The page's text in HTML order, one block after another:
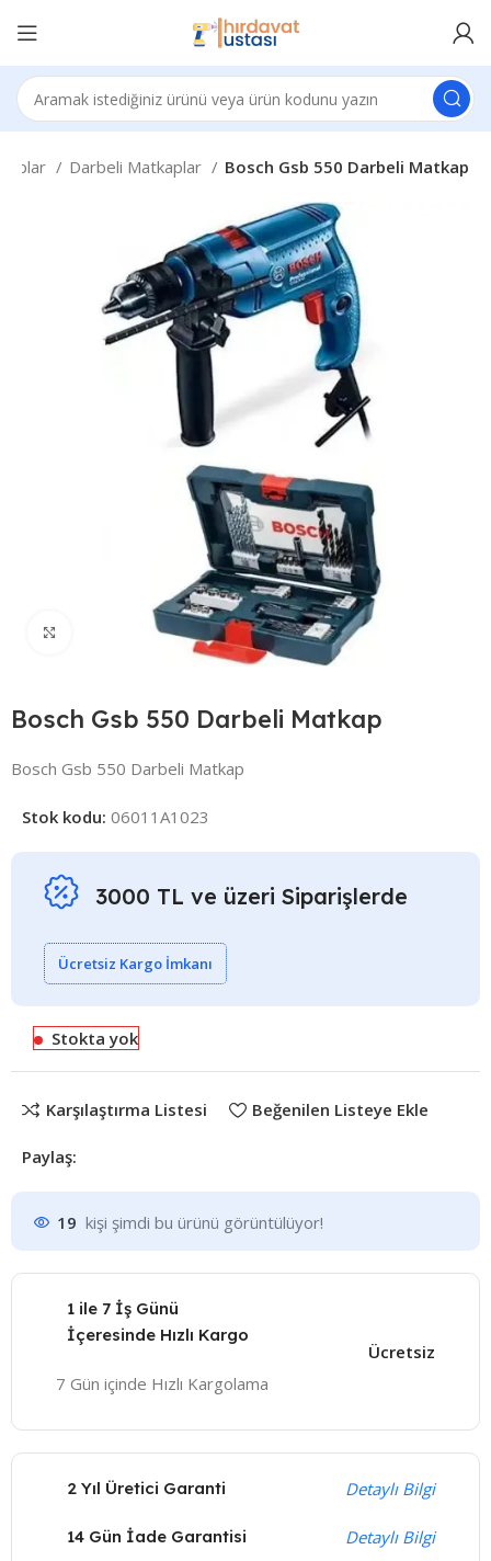
Darbeli Matkaplar Bosch Gsb 550 Darbeli Matkap
Click to enlarge
Bosch Gsb 550 Darbeli Matkap
Bosch Gsb 550 Darbeli Matkap
Stok kodu:06011A1023
3000 TL ve üzeri Siparişlerde
Ücretsiz Kargo İmkanı
Stokta yok
Karşılaştırma Listesi Beğenilen Listeye Ekle
Paylaş:
19 kişi şimdi bu ürünü görüntülüyor!
1 ile 7 İş Günü
İçeresinde Hızlı Kargo
7 Gün içinde Hızlı Kargolama
Ücretsiz
2 Yıl Üretici Garanti Detaylı Bilgi
14 Gün İade Garantisi Detaylı Bilgi